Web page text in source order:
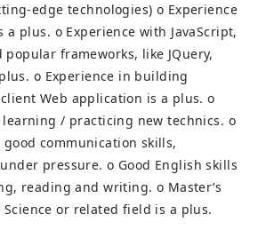
edge technologies) o Experience
a plus. o Experience with JavaScript,
popular frameworks, like JQuery,
o Experience in building
Web application is a plus. o
/ practicing new technics. o
communication skills,
pressure. o Good English skills
reading and writing. o Master’s
or related field is a plus.